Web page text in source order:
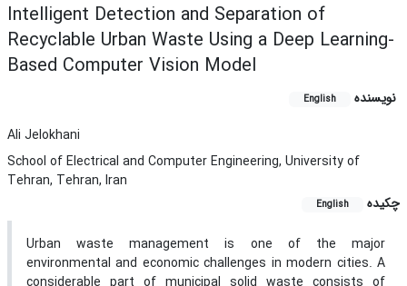
Intelligent Detection and Separation of
Recyclable Urban Waste Using a Deep Learning-
Based Computer Vision Model
نویسنده English
Ali Jelokhani
School of Electrical and Computer Engineering, University of
Tehran, Tehran, Iran
چکیده
English
Urban waste management is one of the major
environmental and economic challenges in modern cities. A